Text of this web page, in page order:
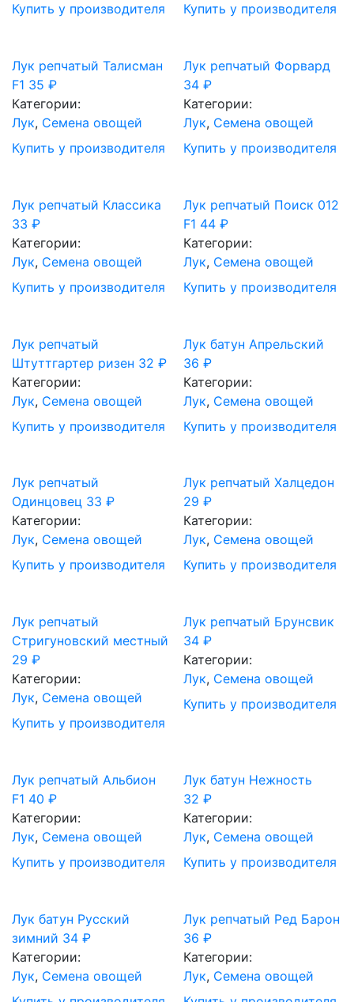
Купить у производителя
Купить у производителя
Лук репчатый Талисман
F1 35 ₽
Категории:
Лук, Семена овощей
Купить у производителя
Лук репчатый Форвард
34₽
Категории:
Лук, Семена овощей
Купить у производителя
Лук репчатый Классика
33 ₽
Категории:
Лук, Семена овощей
Купить у производителя
Лук репчатый Поиск 012
F1 44₽
Категории:
Лук, Семена овощей
Купить у производителя
Лук репчатый
Штуттгартер ризен 32 ₽
Категории:
Лук, Семена овощей
Купить у производителя
Лук батун Апрельский
36₽
Категории:
Лук, Семена овощей
Купить у производителя
Лук репчатый
Одинцовец 33 ₽
Категории:
Лук, Семена овощей
Купить у производителя
Лук репчатый Халцедон
29₽
Категории:
Лук, Семена овощей
Купить у производителя
Лук репчатый
Стригуновский местный
29 ₽
Категории:
Лук, Семена овощей
Купить у производителя
Лук репчатый Брунсвик
34₽
Категории:
Лук, Семена овощей
Купить у производителя
Лук репчатый Альбион
F1 40 ₽
Категории:
Лук, Семена овощей
Купить у производителя
Лук батун Нежность
32₽
Категории:
Лук, Семена овощей
Купить у производителя
Лук батун Русский
зимний 34 ₽
Категории:
Лук, Семена овощей
Лук репчатый Ред Барон
36₽
Категории:
Лук, Семена овощей